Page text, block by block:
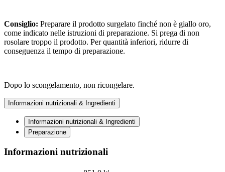
Consiglio: Preparare il prodotto surgelato finché non è giallo oro,
come indicato nelle istruzioni di preparazione. Si prega di non
rosolare troppo il prodotto. Per quantità inferiori, ridurre di
conseguenza il tempo di preparazione.
Dopo lo scongelamento, non ricongelare.
Informazioni nutrizionali & Ingredienti
Informazioni nutrizionali & Ingredienti
Preparazione
Informazioni nutrizionali